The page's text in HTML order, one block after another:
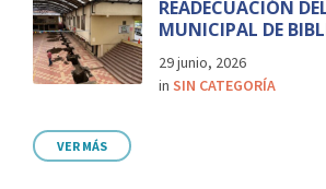
READECUACIÓN
MUNICIPAL DE
29 junio, 2026
in SIN CATEGORÍA
VER MÁS